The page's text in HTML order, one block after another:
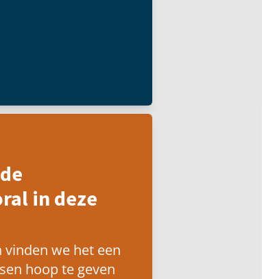
in deze
we het een
hoop te geven